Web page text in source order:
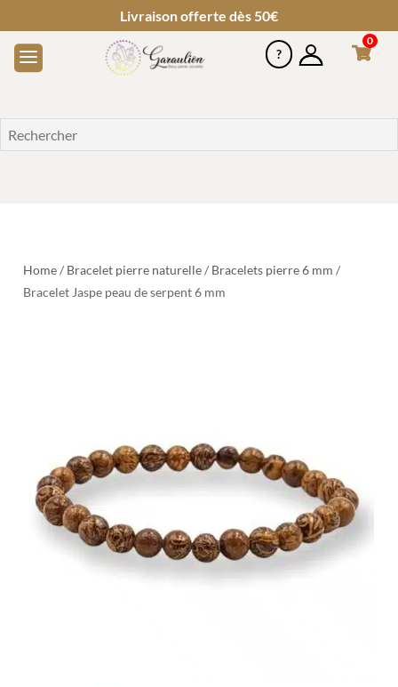
Livraison offerte dès 50€
0
Home/ Bracelet pierre naturelle/ Bracelets pierre 6 mm /
Bracelet Jaspe peau de serpent 6 mm